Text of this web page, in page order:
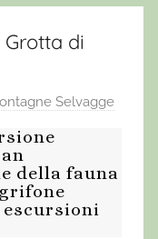
di
Selvagge
della fauna